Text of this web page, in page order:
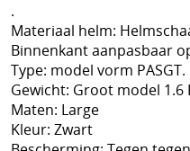
Anti
Veel
.
Materiaal helm:
Binnenkant aanpasbaar
Type: model vorm PASGT.
Gewicht: Groot model 1.6
Maten: Large
Kleur: Zwart